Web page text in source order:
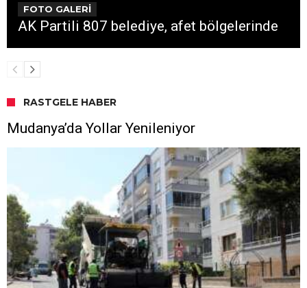
FOTO GALERİ
AK Partili 807 belediye, afet bölgelerinde
RASTGELE HABER
Mudanya’da Yollar Yenileniyor